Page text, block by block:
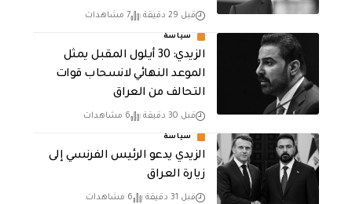
قبل 29 دقيقة 7 مشاهدات
سياسة
الزيدي: 30 أيلول المقبل يمثل
الموعد النهائي لانسحاب قوات
التحالف من العراق
قبل 30 دقيقة 6 مشاهدات
سياسة
الزيدي يدعو الرئيس الفرنسي إلى
زيارة العراق
قبل 31 دقيقة 6 مشاهدات